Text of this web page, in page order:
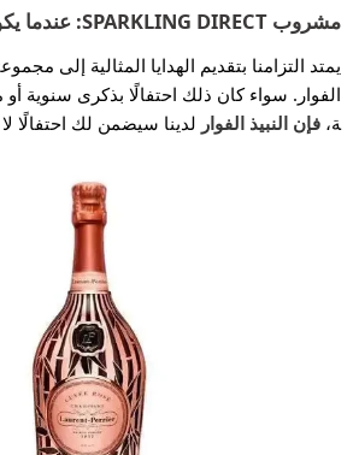
مشروب SPARKLING DIRECT: عندما يكون لكل رشفة أهمية
يمتد التزامنا بتقديم الهدايا المثالية إلى
الفوار. سواء كان ذلك احتفالًا بذكرى سنوية
ة، فإن النبيذ الفوار لدينا سيضمن لك احتفالًا